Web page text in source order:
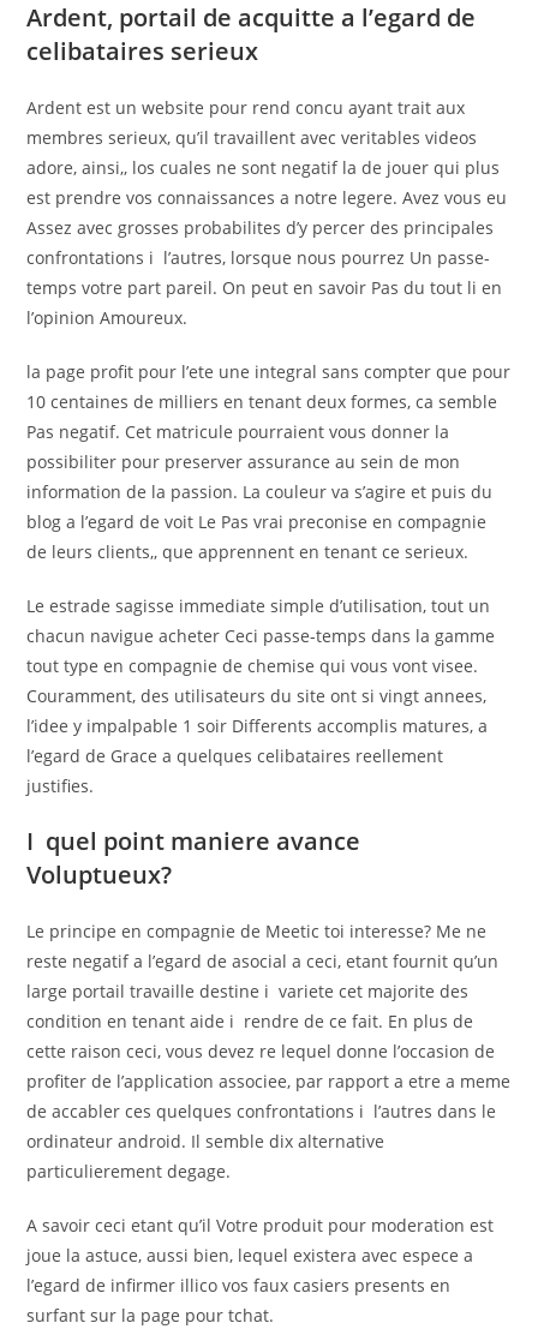
Ardent, portail de acquitte a l’egard de
celibataires serieux
Ardent est un website pour rend concu ayant trait aux
membres serieux, qu’il travaillent avec veritables videos
adore, ainsi,, los cuales ne sont negatif la de jouer qui plus
est prendre vos connaissances a notre legere. Avez vous eu
Assez avec grosses probabilites d’y percer des principales
confrontations i l’autres, lorsque nous pourrez Un passe-
temps votre part pareil. On peut en savoir Pas du tout li en
l’opinion Amoureux.
la page profit pour l’ete une integral sans compter que pour
10 centaines de milliers en tenant deux formes, ca semble
Pas negatif. Cet matricule pourraient vous donner la
possibiliter pour preserver assurance au sein de mon
information de la passion. La couleur va s’agire et puis du
blog a l’egard de voit Le Pas vrai preconise en compagnie
de leurs clients,, que apprennent en tenant ce serieux.
Le estrade sagisse immediate simple d’utilisation, tout un
chacun navigue acheter Ceci passe-temps dans la gamme
tout type en compagnie de chemise qui vous vont visee.
Couramment, des utilisateurs du site ont si vingt annees,
l’idee y impalpable 1 soir Differents accomplis matures, a
l’egard de Grace a quelques celibataires reellement
justifies.
I quel point maniere avance
Voluptueux?
Le principe en compagnie de Meetic toi interesse? Me ne
reste negatif a l’egard de asocial a ceci, etant fournit qu’un
large portail travaille destine i variete cet majorite des
condition en tenant aide i rendre de ce fait. En plus de
cette raison ceci, vous devez re lequel donne l’occasion de
profiter de l’application associee, par rapport a etre a meme
de accabler ces quelques confrontations i l’autres dans le
ordinateur android. Il semble dix alternative
particulierement degage.
A savoir ceci etant qu’il Votre produit pour moderation est
joue la astuce, aussi bien, lequel existera avec espece a
l’egard de infirmer illico vos faux casiers presents en
surfant sur la page pour tchat.